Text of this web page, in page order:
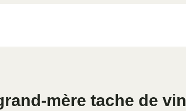
mère tache de vin